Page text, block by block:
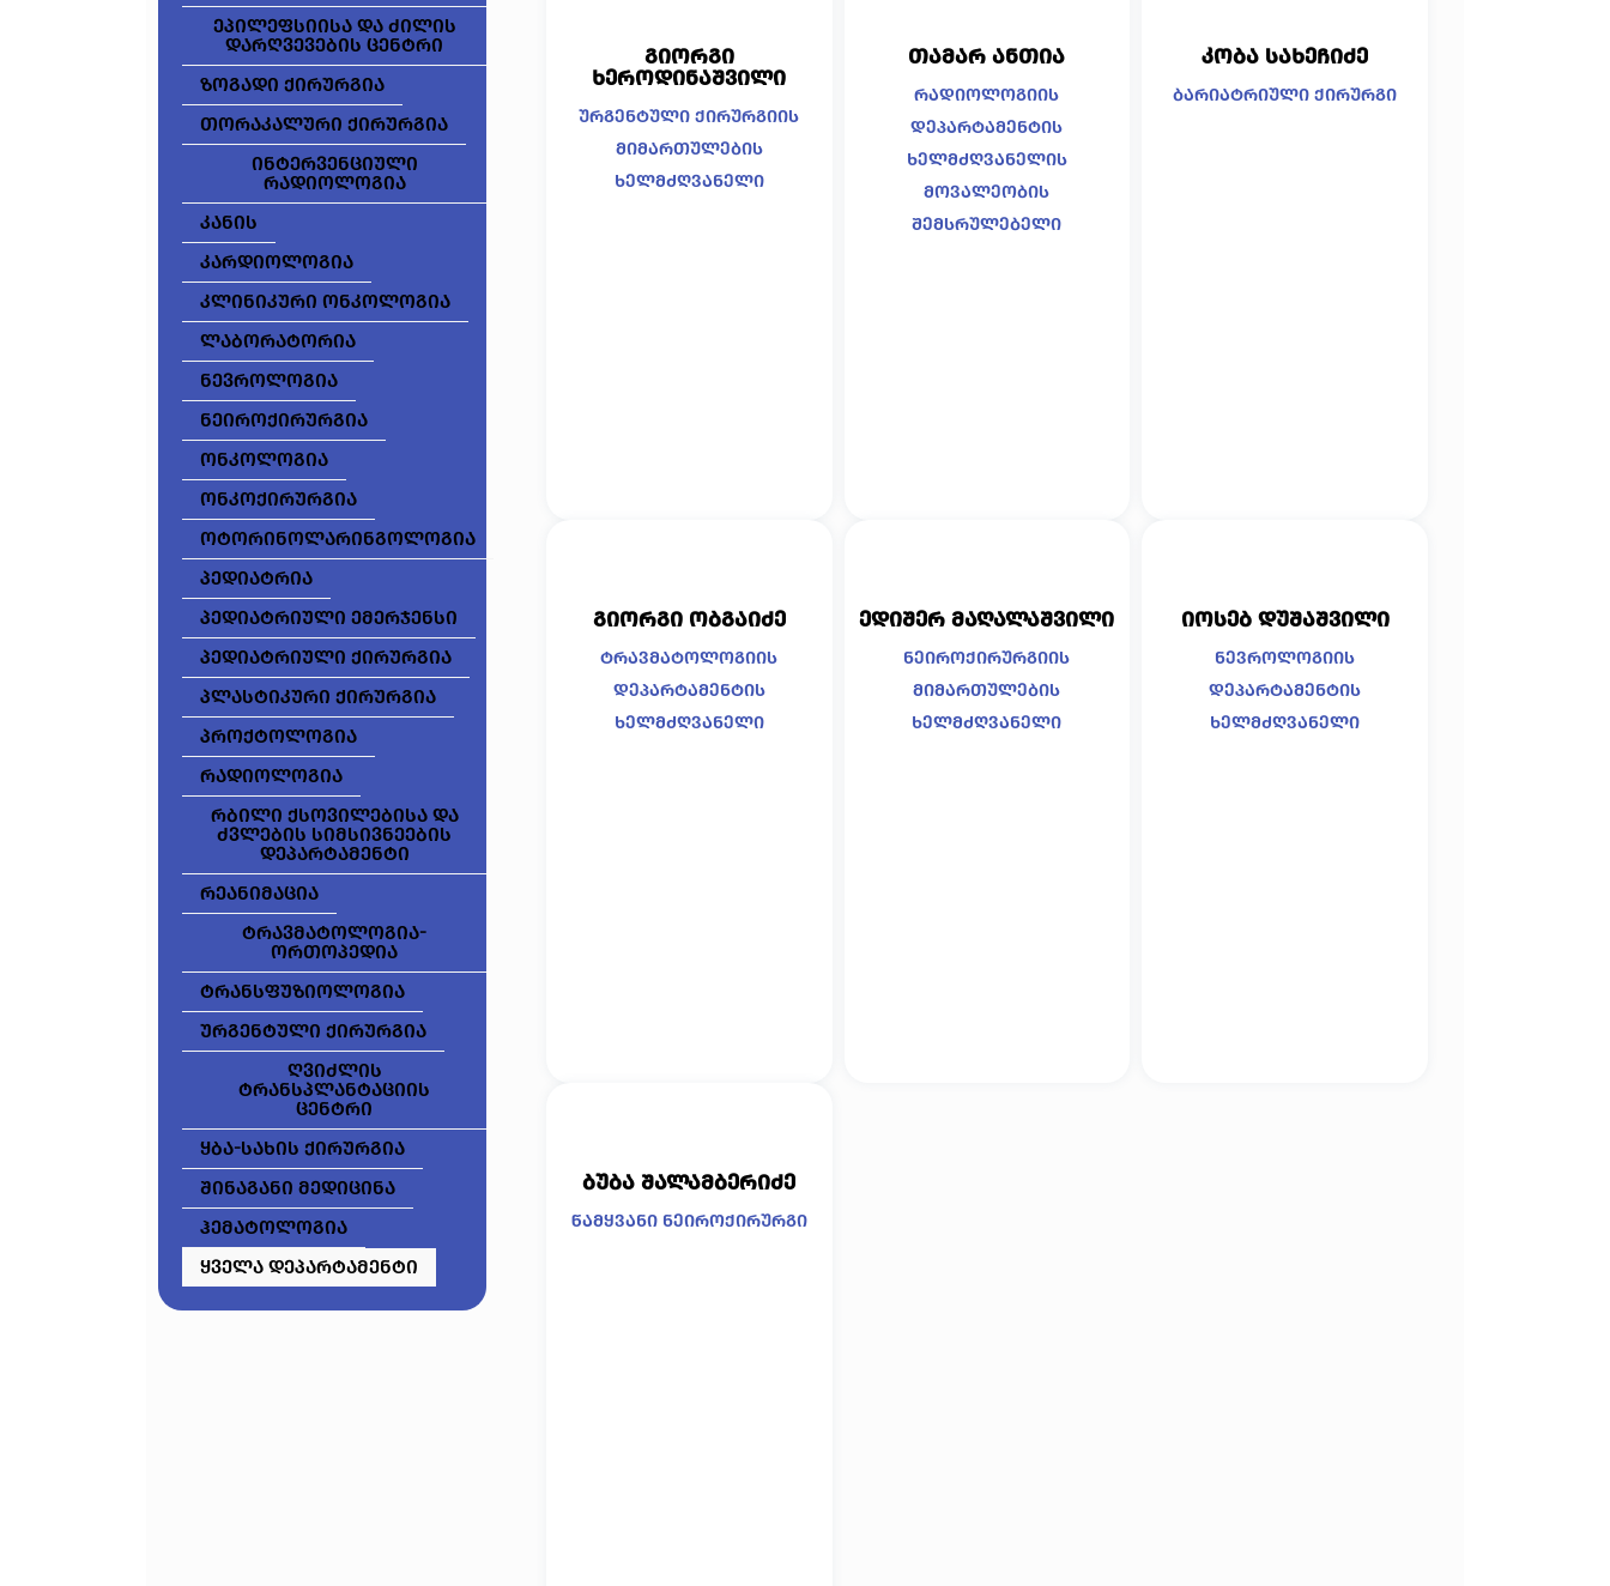
ეპილეფსიისა და ძილის
დარღვევების ცენტრი
ზოგადი ქირურგია
თორაკალური ქირურგია
ინტერვენციული
რადიოლოგია
კანის
კარდიოლოგია
კლინიკური ონკოლოგია
ლაბორატორია
ნევროლოგია
ნეიროქირურგია
ონკოლოგია
ონკოქირურგია
ოტორინოლარინგოლოგია
პედიატრია
პედიატრიული ემერჯენსი
პედიატრიული ქირურგია
პლასტიკური ქირურგია
პროქტოლოგია
რადიოლოგია
რბილი ქსოვილებისა და
ძვლების სიმსივნეების
დეპარტამენტი
რეანიმაცია
ტრავმატოლოგია-
ორთოპედია
ტრანსფუზიოლოგია
ურგენტული ქირურგია
ღვიძლის
ტრანსპლანტაციის
ცენტრი
ყბა-სახის ქირურგია
შინაგანი მედიცინა
ჰემატოლოგია
ყველა დეპარტამენტი
გიორგი
ხეროდინაშვილი
ურგენტული ქირურგიის
მიმართულების
ხელმძღვანელი
თამარ ანთია
რადიოლოგიის
დეპარტამენტის
ხელმძღვანელის
მოვალეობის
შემსრულებელი
კობა სახეჩიძე
ბარიატრიული ქირურგი
გიორგი ობგაიძე
ტრავმატოლოგიის
დეპარტამენტის
ხელმძღვანელი
ედიშერ მაღალაშვილი
ნეიროქირურგიის
მიმართულების
ხელმძღვანელი
იოსებ დუშაშვილი
ნევროლოგიის
დეპარტამენტის
ხელმძღვანელი
ბუბა შალამბერიძე
წამყვანი ნეიროქირურგი